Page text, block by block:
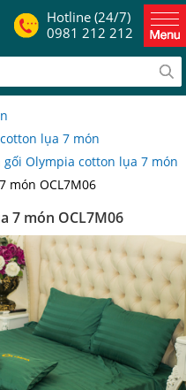
Hotline (24/7)
0981 212 212
lụa 7 món
gối Olympia cotton lụa 7 món
món OCL7M06
7 món OCL7M06